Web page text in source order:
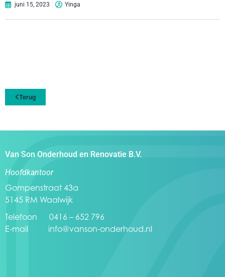
juni 15, 2023 Yinga
Terug
Van Son Onderhoud en Renovatie B.V.
Hoofdkantoor
Gompenstraat 43a
5145 RM Waalwijk
Telefoon 0416 – 652 796
E-mail info@vanson-onderhoud.nl